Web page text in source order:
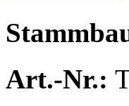
Art.-Nr.: